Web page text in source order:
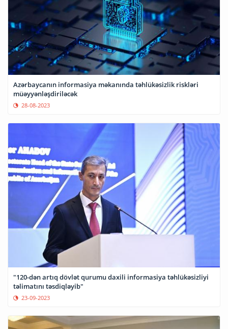
Azərbaycanın informasiya məkanında təhlükəsizlik riskləri
müəyyənləşdiriləcək
28-08-2023
"120-dən artıq dövlət qurumu daxili informasiya təhlükəsizliyi
təlimatını təsdiqləyib"
23-09-2023